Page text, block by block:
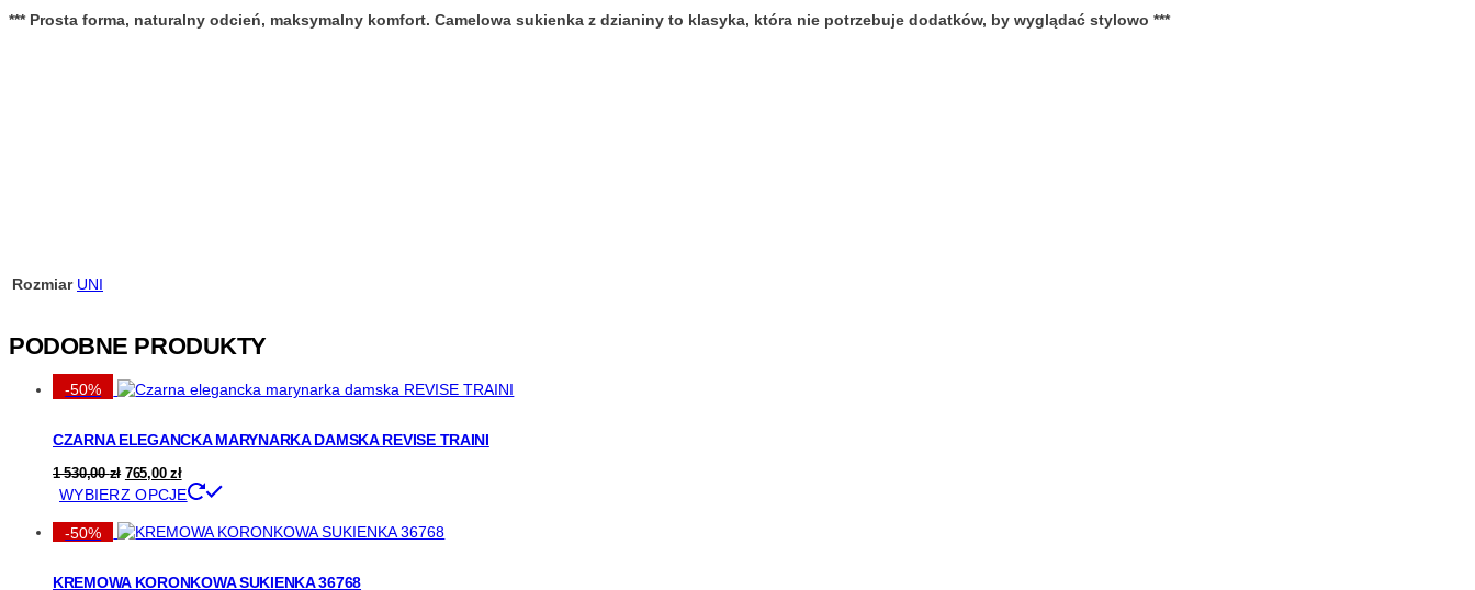
*** Prosta forma, naturalny odcień, maksymalny komfort. Camelowa sukienka z dzianiny to klasyka, która nie potrzebuje dodatków, by wyglądać stylowo ***
Rozmiar UNI
PODOBNE PRODUKTY
-50%
CZARNA ELEGANCKA MARYNARKA DAMSKA REVISE TRAINI
1 530,00zł Pierwotna
cena
wynosiła:
1
530,00 zł.
765,00złAktualna
cena
wynosi:
765,00 zł.
WYBIERZ OPCJE
ma
-50%
KREMOWA KORONKOWA SUKIENKA 36768